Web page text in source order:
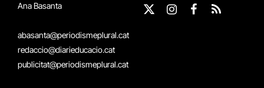
Ana Basanta
abasanta@periodismeplural.cat
redaccio@diarieducacio.cat
publicitat@periodismeplural.cat
X
InstagramFacebook
RSS